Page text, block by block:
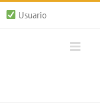
Usuario